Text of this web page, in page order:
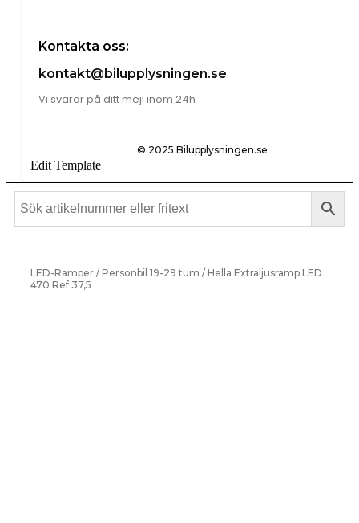
Kontakta oss:
kontakt@bilupplysningen.se
Vi svarar på ditt mejl inom 24h
© 2025 Bilupplysningen.se
Edit Template
LED-Ramper / Personbil 19-29 tum / Hella Extraljusramp LED
470 Ref 37,5